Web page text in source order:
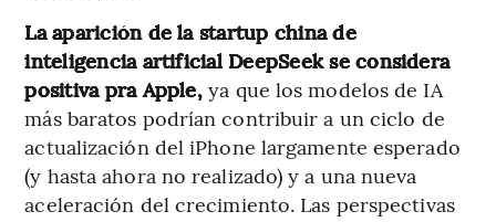
La aparición de la startup china de
inteligencia artificial DeepSeek se considera
positiva pra Apple,ya que los modelos de IA
más baratos podrían contribuir a un ciclo de
actualización del iPhone largamente esperado
(y hasta ahora no realizado) y a una nueva
aceleración del crecimiento. Las perspectivas